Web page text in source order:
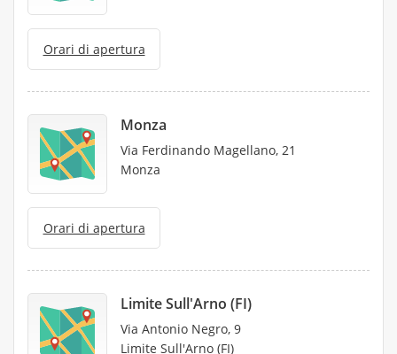
Orari di apertura
Monza
Via Ferdinando Magellano, 21
Monza
Orari di apertura
Limite Sull'Arno (FI)
Via Antonio Negro, 9
Limite Sull'Arno (FI)